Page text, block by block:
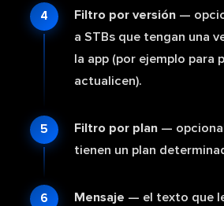
Filtro por versión—
a STBs que tengan una
la app (por ejemplo para
actualicen).
Filtro por plan—
tienen un plan
Mensaje — el texto que